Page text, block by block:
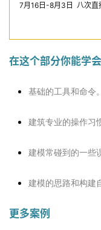
7月16日-8月3日 八次直
在这个部分你能学
基础的工具和命令
建筑专业的操作习
建模常碰到的一些
建模的思路和构建
更多案例